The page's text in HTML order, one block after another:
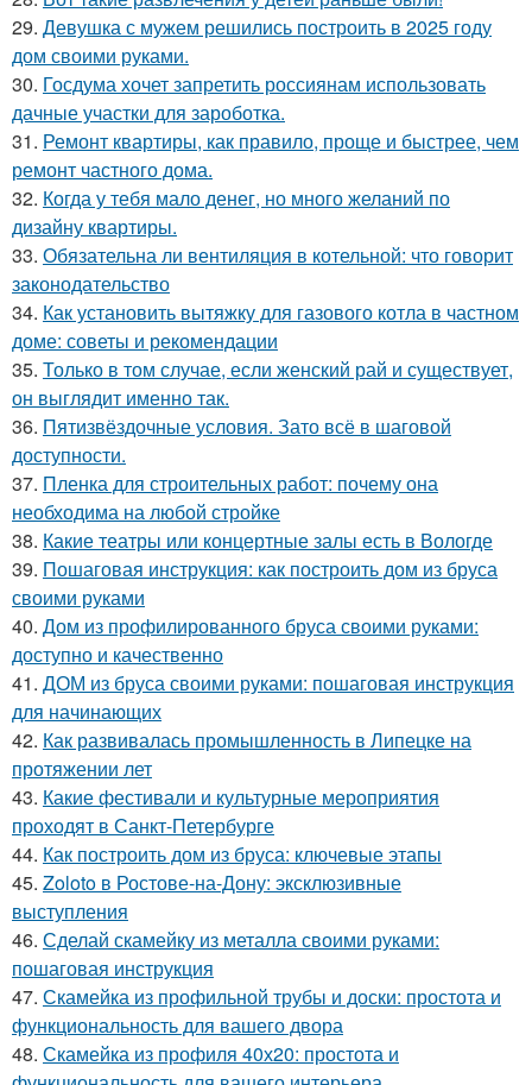
29. Девушка с мужем решились построить в 2025 году
дом своими руками.
30. Госдума хочет запретить россиянам использовать
дачные участки для зароботка.
31. Ремонт квартиры, как правило, проще и быстрее, чем
ремонт частного дома.
32. Когда у тебя мало денег, но много желаний по
дизайну квартиры.
33. Обязательна ли вентиляция в котельной: что говорит
законодательство
34. Как установить вытяжку для газового котла в частном
доме: советы и рекомендации
35. Только в том случае, если женский рай и существует,
он выглядит именно так.
36. Пятизвёздочные условия. Зато всё в шаговой
доступности.
37. Пленка для строительных работ: почему она
необходима на любой стройке
38. Какие театры или концертные залы есть в Вологде
39. Пошаговая инструкция: как построить дом из бруса
своими руками
40. Дом из профилированного бруса своими руками:
доступно и качественно
41. ДОМ из бруса своими руками: пошаговая инструкция
для начинающих
42. Как развивалась промышленность в Липецке на
протяжении лет
43. Какие фестивали и культурные мероприятия
проходят в Санкт-Петербурге
44. Как построить дом из бруса: ключевые этапы
45. Zoloto в Ростове-на-Дону: эксклюзивные
выступления
46. Сделай скамейку из металла своими руками:
пошаговая инструкция
47. Скамейка из профильной трубы и доски: простота и
функциональность для вашего двора
48. Скамейка из профиля 40х20: простота и